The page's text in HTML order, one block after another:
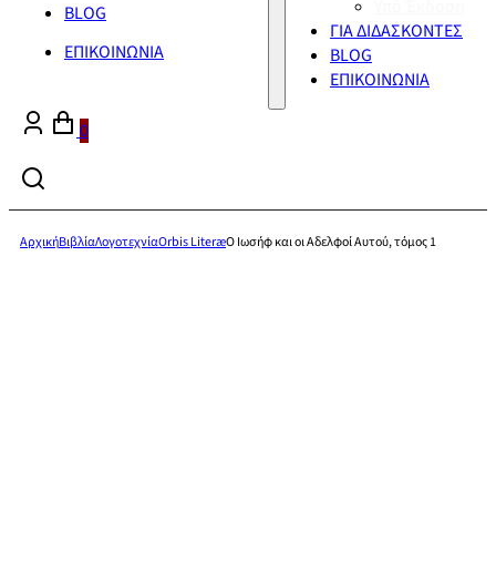
BLOG
ΕΠΙΚΟΙΝΩΝΙΑ
ΓΙΑ ΔΙΔΑΣΚΟΝΤΕΣ
BLOG
ΕΠΙΚΟΙΝΩΝΙΑ
0
ΑρχικήΒιβλίαΛογοτεχνίαOrbis LiteræΟ Ιωσήφ και οι Αδελφοί Αυτού, τόμος 1